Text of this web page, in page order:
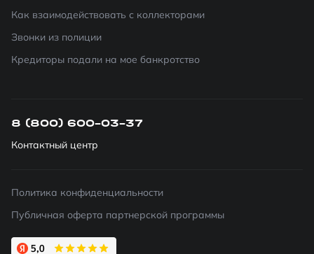
Как взаимодействовать с коллекторами
Звонки из полиции
Кредиторы подали на мое банкротство
8 (800) 600-03-37
Контактный центр
Политика конфиденциальности
Публичная оферта партнерской программы